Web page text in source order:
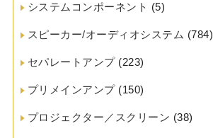
システムコンポーネント (5)
スピーカー/オーディオシステム (784)
セパレートアンプ(223)
プリメインアンプ(150)
プロジェクター／スクリーン (38)